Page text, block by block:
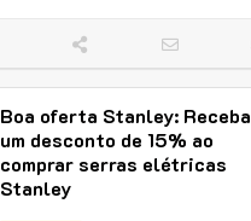
Boa oferta Stanley: Receba
um desconto de 15% ao
comprar serras elétricas
Stanley